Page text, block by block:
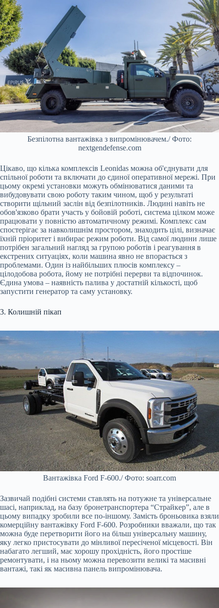
Безпілотна вантажівка з випромінювачем./ Фото:
nextgendefense.com
Цікаво, що кілька комплексів Leonidas можна об'єднувати для
спільної роботи та включати до єдиної оперативної мережі. При
цьому окремі установки можуть обмінюватися даними та
вибудовувати свою роботу таким чином, щоб у результаті
створити щільний заслін від безпілотників. Людині навіть не
обов'язково брати участь у бойовій роботі, система цілком може
працювати у повністю автоматичному режимі. Комплекс сам
спостерігає за навколишнім простором, знаходить цілі, визначає
їхній пріоритет і вибирає режим роботи. Від самої людини лише
потрібен загальний нагляд за групою роботів і реагування в
екстрених ситуаціях, коли машина явно не впорається з
проблемами. Один із найбільших плюсів комплексу –
цілодобова робота, йому не потрібні перерви та відпочинок.
Єдина умова – наявність палива у достатній кількості, щоб
запустити генератор та саму установку.
3. Колишній пікап
Вантажівка Ford F-600./ Фото: soarr.com
Зазвичай подібні системи ставлять на потужне та універсальне
шасі, наприклад, на базу бронетранспортера “Страйкер”, але в
цьому випадку зробили все по-іншому. Замість броньовика взяли
комерційну вантажівку Ford F-600. Розробники вважали, що так
можна буде перетворити його на більш універсальну машину,
яку легко пристосувати до мінливої пересіченої місцевості. Він
набагато легший, має хорошу прохідність, його простіше
ремонтувати, і на ньому можна перевозити великі та масивні
вантажі, такі як масивна панель випромінювача.